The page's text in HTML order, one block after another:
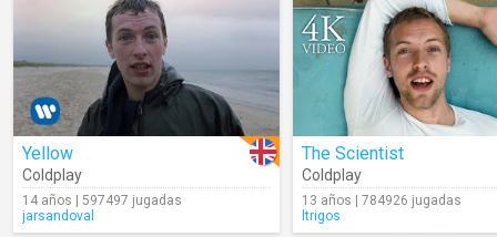
Yellow
Coldplay
14 años | 597497 jugadas
jarsandoval
The Scientist
Coldplay
13 años | 784926 jugadas
ltrigos